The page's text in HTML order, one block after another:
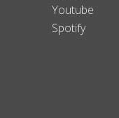
Youtube
Spotify